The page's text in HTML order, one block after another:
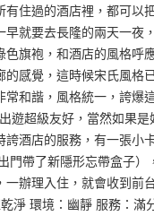
住過的酒店裡，都可
就要去長隆的兩天一
旗袍，和酒店的風格
感覺，這時候宋氏風
和諧，風格統一，誇
遊超級友好，當然如果
酒店的服務，有一張
門帶了新隱形忘帶盒子
辦理入住，就會收到
淨 環境：幽靜 服務：滿